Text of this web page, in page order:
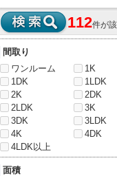
112件が
間取り
ワンルーム
1K
1DK
1LDK
2K
2DK
2LDK
3K
3DK
3LDK
4K
4DK
4LDK以上
面積